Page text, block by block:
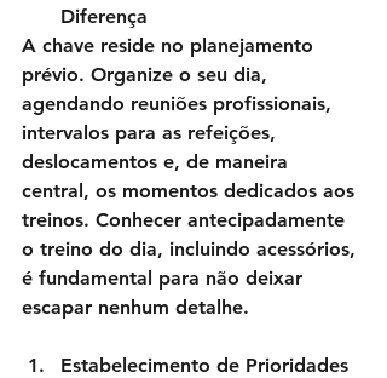
Diferença
A chave reside no planejamento
prévio. Organize o seu dia,
agendando reuniões profissionais,
intervalos para as refeições,
deslocamentos e, de maneira
central, os momentos dedicados aos
treinos. Conhecer antecipadamente
o treino do dia, incluindo acessórios,
é fundamental para não deixar
escapar nenhum detalhe.
Estabelecimento de Prioridades